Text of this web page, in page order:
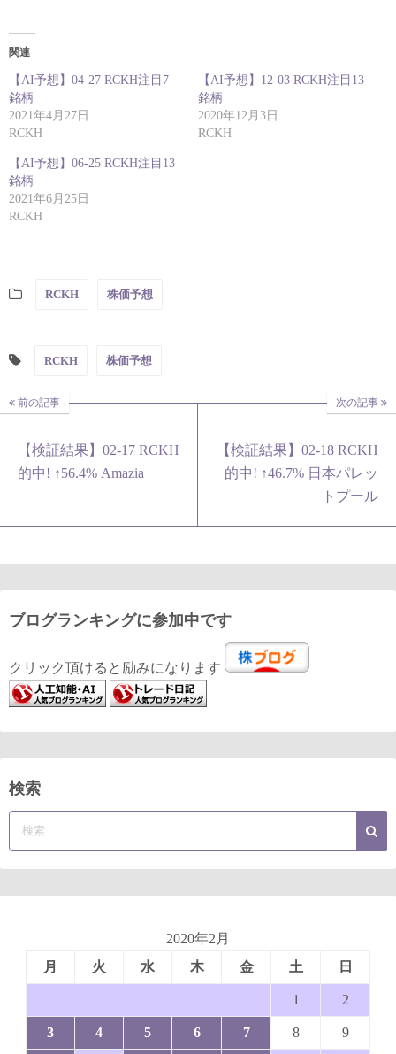
関連
【AI予想】04-27 RCKH注目7
銘柄
2021年4月27日
RCKH
【AI予想】12-03 RCKH注目13
銘柄
2020年12月3日
RCKH
【AI予想】06-25 RCKH注目13
銘柄
2021年6月25日
RCKH
RCKH 株価予想
RCKH 株価予想
前の記事
【検証結果】02-17 RCKH
的中! ↑56.4% Amazia
次の記事
【検証結果】02-18 RCKH
的中! ↑46.7% 日本パレッ
トプール
ブログランキングに参加中です
クリック頂けると励みになります
検索
2020年2月
月
火 水 木 金 土 日
1 2
3 4 5 6 7 8 9